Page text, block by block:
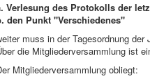
Verlesung des Protokolls der
den Punkt "Verschiedenes"
muss in der Tagesordnung
die Mitgliederversammlung ist
Mitgliederversammlung obliegt: